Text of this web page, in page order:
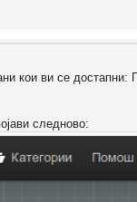
кои ви се
следново: